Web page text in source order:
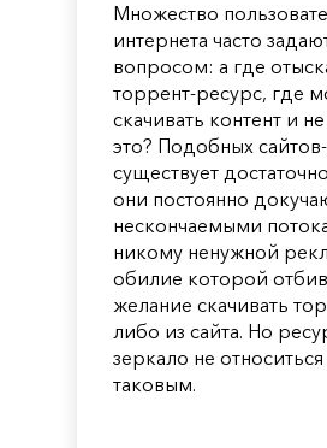
Множество
интернета часто
вопросом: а где
торрент-ресурс, где
скачивать контент и не
это? Подобных
существует
они постоянно
нескончаемыми
никому ненужной
обилие которой
желание скачивать
либо из сайта. Но
зеркало не
таковым.